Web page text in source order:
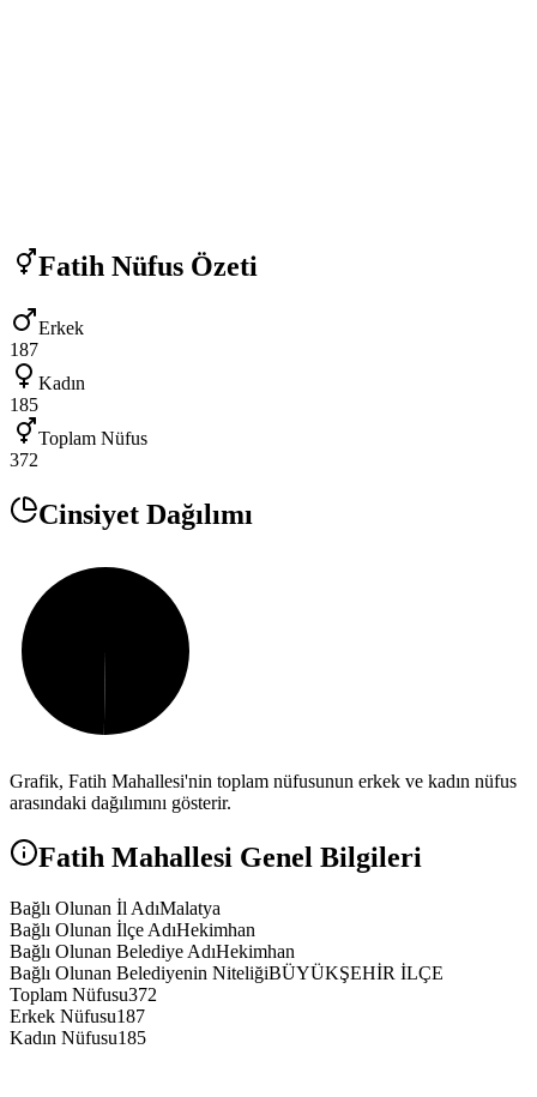
Fatih Nüfus Özeti
Erkek
187
Kadın
185
Toplam Nüfus
372
Cinsiyet Dağılımı
Grafik, Fatih Mahallesi'nin toplam nüfusunun erkek ve kadın nüfus
arasındaki dağılımını gösterir.
Fatih Mahallesi Genel Bilgileri
Bağlı Olunan İl AdıMalatya
Bağlı Olunan İlçe AdıHekimhan
Bağlı Olunan Belediye AdıHekimhan
Bağlı Olunan Belediyenin NiteliğiBÜYÜKŞEHİR İLÇE
Toplam Nüfusu372
Erkek Nüfusu187
Kadın Nüfusu185